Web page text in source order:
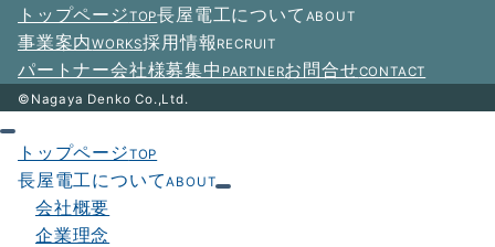
ョ
ン
トップページTOP長屋電工について ABOUT
事業案内WORKS採用情報 RECRUIT
パートナー会社様募集中 PARTNERお問合せCONTACT
©Nagaya Denko Co.,Ltd.
トップページTOP
長屋電工についてABOUT
会社概要
企業理念